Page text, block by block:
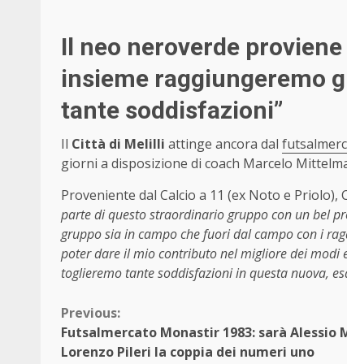
Il neo neroverde
insieme raggiungeremo
tante soddisfazioni”
Il Città di Melilli attinge ancora dal
giorni a disposizione di coach Marcelo
Proveniente dal Calcio a 11 (ex Noto e Priolo),
parte di questo straordinario gruppo con un bel
gruppo sia in campo che fuori dal campo con i
poter dare il mio contributo nel migliore dei modi
toglieremo tante soddisfazioni in questa nuova,
Continue
Reading
Previous:
Futsalmercato Monastir 1983: sarà Alessio
Lorenzo Pileri la coppia dei numeri uno